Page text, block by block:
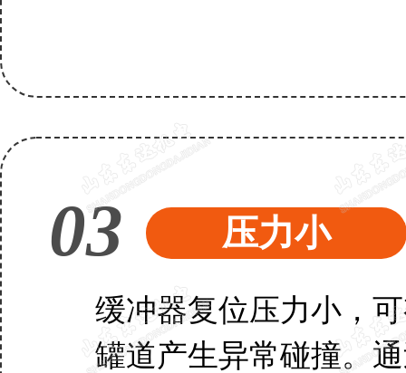
03 压力小
缓冲器复位压力小，
罐道产生异常碰撞。